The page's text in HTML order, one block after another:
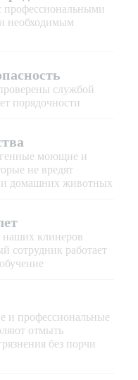
профессиональными
необходимым
службой
порядочности
моющие и
не вредят
и домашних животных
клинеров
сотрудник работает
и профессиональные
отмыть
без порчи